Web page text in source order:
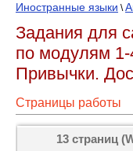
Иностранные языки \
Задания для
по модулям
Привычки.
Страницы работы
13 страниц